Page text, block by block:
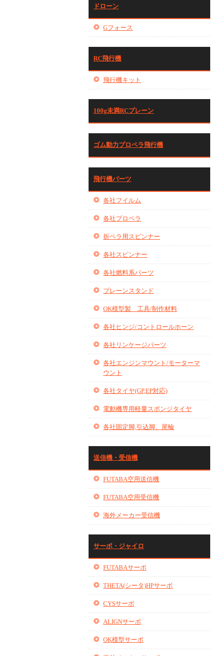
ドローン
Gフォース
RC飛行機
飛行機キット
100g未満RCプレーン
ゴム動力プロペラ飛行機
飛行機パーツ
各社フイルム
各社プロペラ
折ペラ用スピンナー
各社スピンナー
各社燃料系パーツ
プレーンスタンド
OK模型製 工具/制作材料
各社ヒンジ/コントロールホーン
各社リンケージパーツ
各社エンジンマウント/モーターマ
ウント
各社タイヤ(GP,EP対応)
電動機専用軽量スポンジタイヤ
各社固定脚,引込脚、尾輪
送信機・受信機
FUTABA空用送信機
FUTABA空用受信機
海外メーカー受信機
サーボ・ジャイロ
FUTABAサーボ
THETA(シータ)HPサーボ
CYSサーボ
ALIGNサーボ
OK模型サーボ